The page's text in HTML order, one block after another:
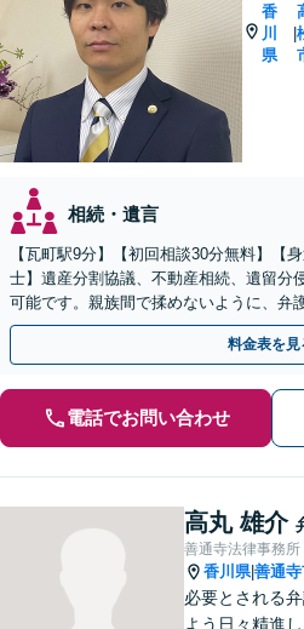
香
川
県
相続・遺言
【瓦町駅9分】【初回相談30分無料】【
士】遺産分割協議、不動産相続、遺留分
可能です。親族間で揉めないように、弁
をサポートします。【電話相談可】【休
料金表を見
電話でお問い合わせ
高丸 雄介
善通寺法律事務所
香川県|善通
必要とされる
よう日々精進